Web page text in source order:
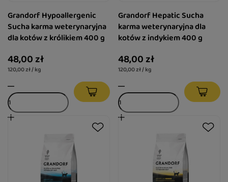
Grandorf Hypoallergenic
Sucha karma weterynaryjna
dla kotów z królikiem 400 g
48,00 zł
120,00 zł / kg
Grandorf Hepatic Sucha
karma weterynaryjna dla
kotów z indykiem 400 g
48,00 zł
120,00 zł / kg